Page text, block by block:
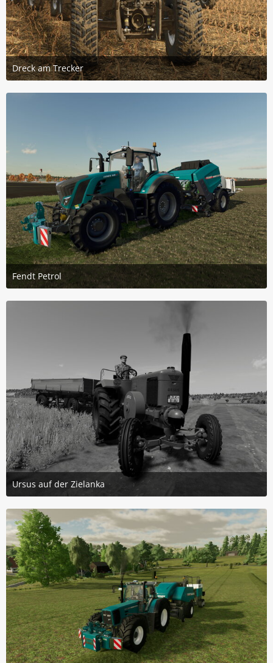
Dreck am Trecker
9. Dezember 2024 um 14:33
4
Fendt Petrol
5. Dezember 2023 um 08:37
4
Ursus auf der Zielanka
15. November 2023 um 10:50
4